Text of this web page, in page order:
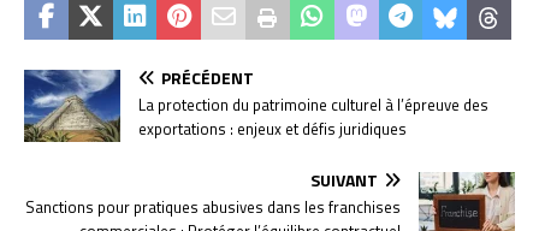
PRÉCÉDENT
La protection du patrimoine culturel à l’épreuve des
exportations : enjeux et défis juridiques
SUIVANT
Sanctions pour pratiques abusives dans les franchises